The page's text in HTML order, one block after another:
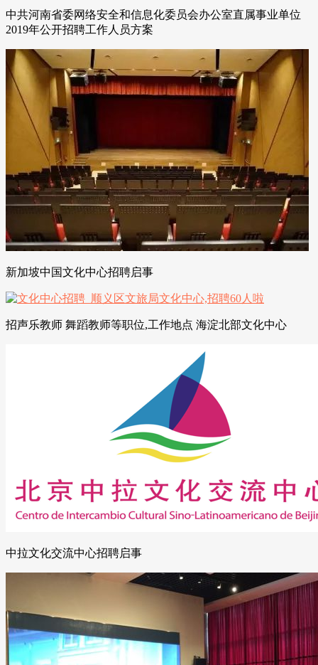
中共河南省委网络安全和信息化委员会办公室直属事业单位
2019年公开招聘工作人员方案
新加坡中国文化中心招聘启事
招声乐教师 舞蹈教师等职位,工作地点 海淀北部文化中心
中拉文化交流中心招聘启事